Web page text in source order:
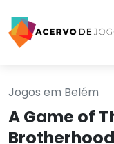
Jogos em Belém
A Game of